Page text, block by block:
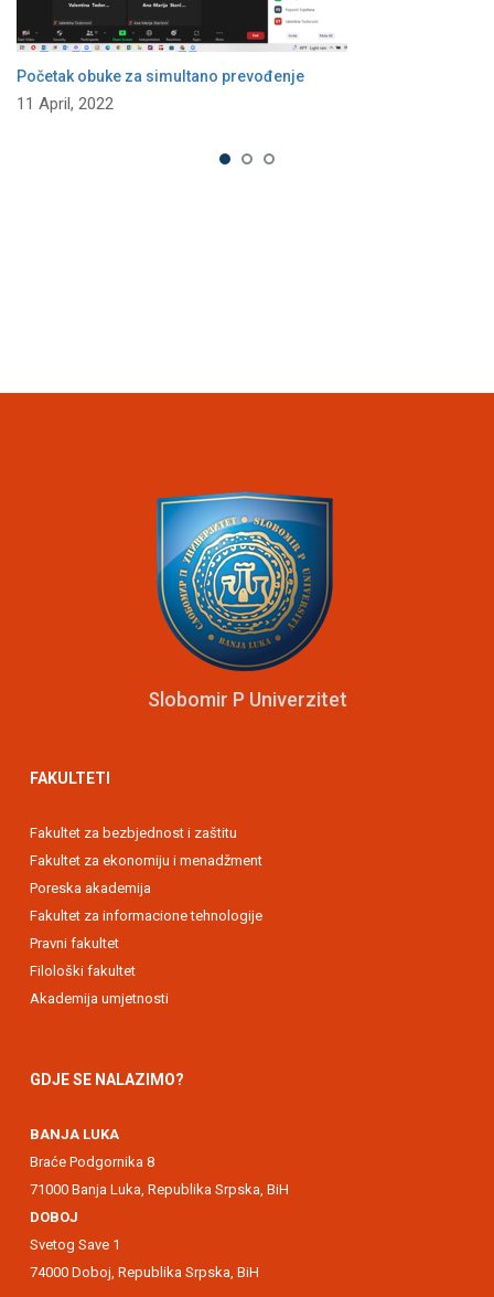
Početak obuke za simultano prevođenje
11 April, 2022
Slobomir P Univerzitet
FAKULTETI
Fakultet za bezbjednost i zaštitu
Fakultet za ekonomiju i menadžment
Poreska akademija
Fakultet za informacione tehnologije
Pravni fakultet
Filološki fakultet
Akademija umjetnosti
GDJE SE NALAZIMO?
BANJA LUKA
Braće Podgornika 8
71000 Banja Luka, Republika Srpska, BiH
DOBOJ
Svetog Save 1
74000 Doboj, Republika Srpska, BiH